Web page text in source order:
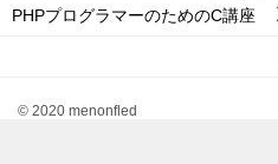
PHPプログラマーのためのC講座
© 2020 menonfled